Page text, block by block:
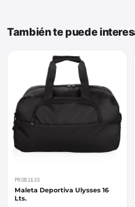
También te puede
PROB1633
Maleta Deportiva Ulysses 16
Lts.